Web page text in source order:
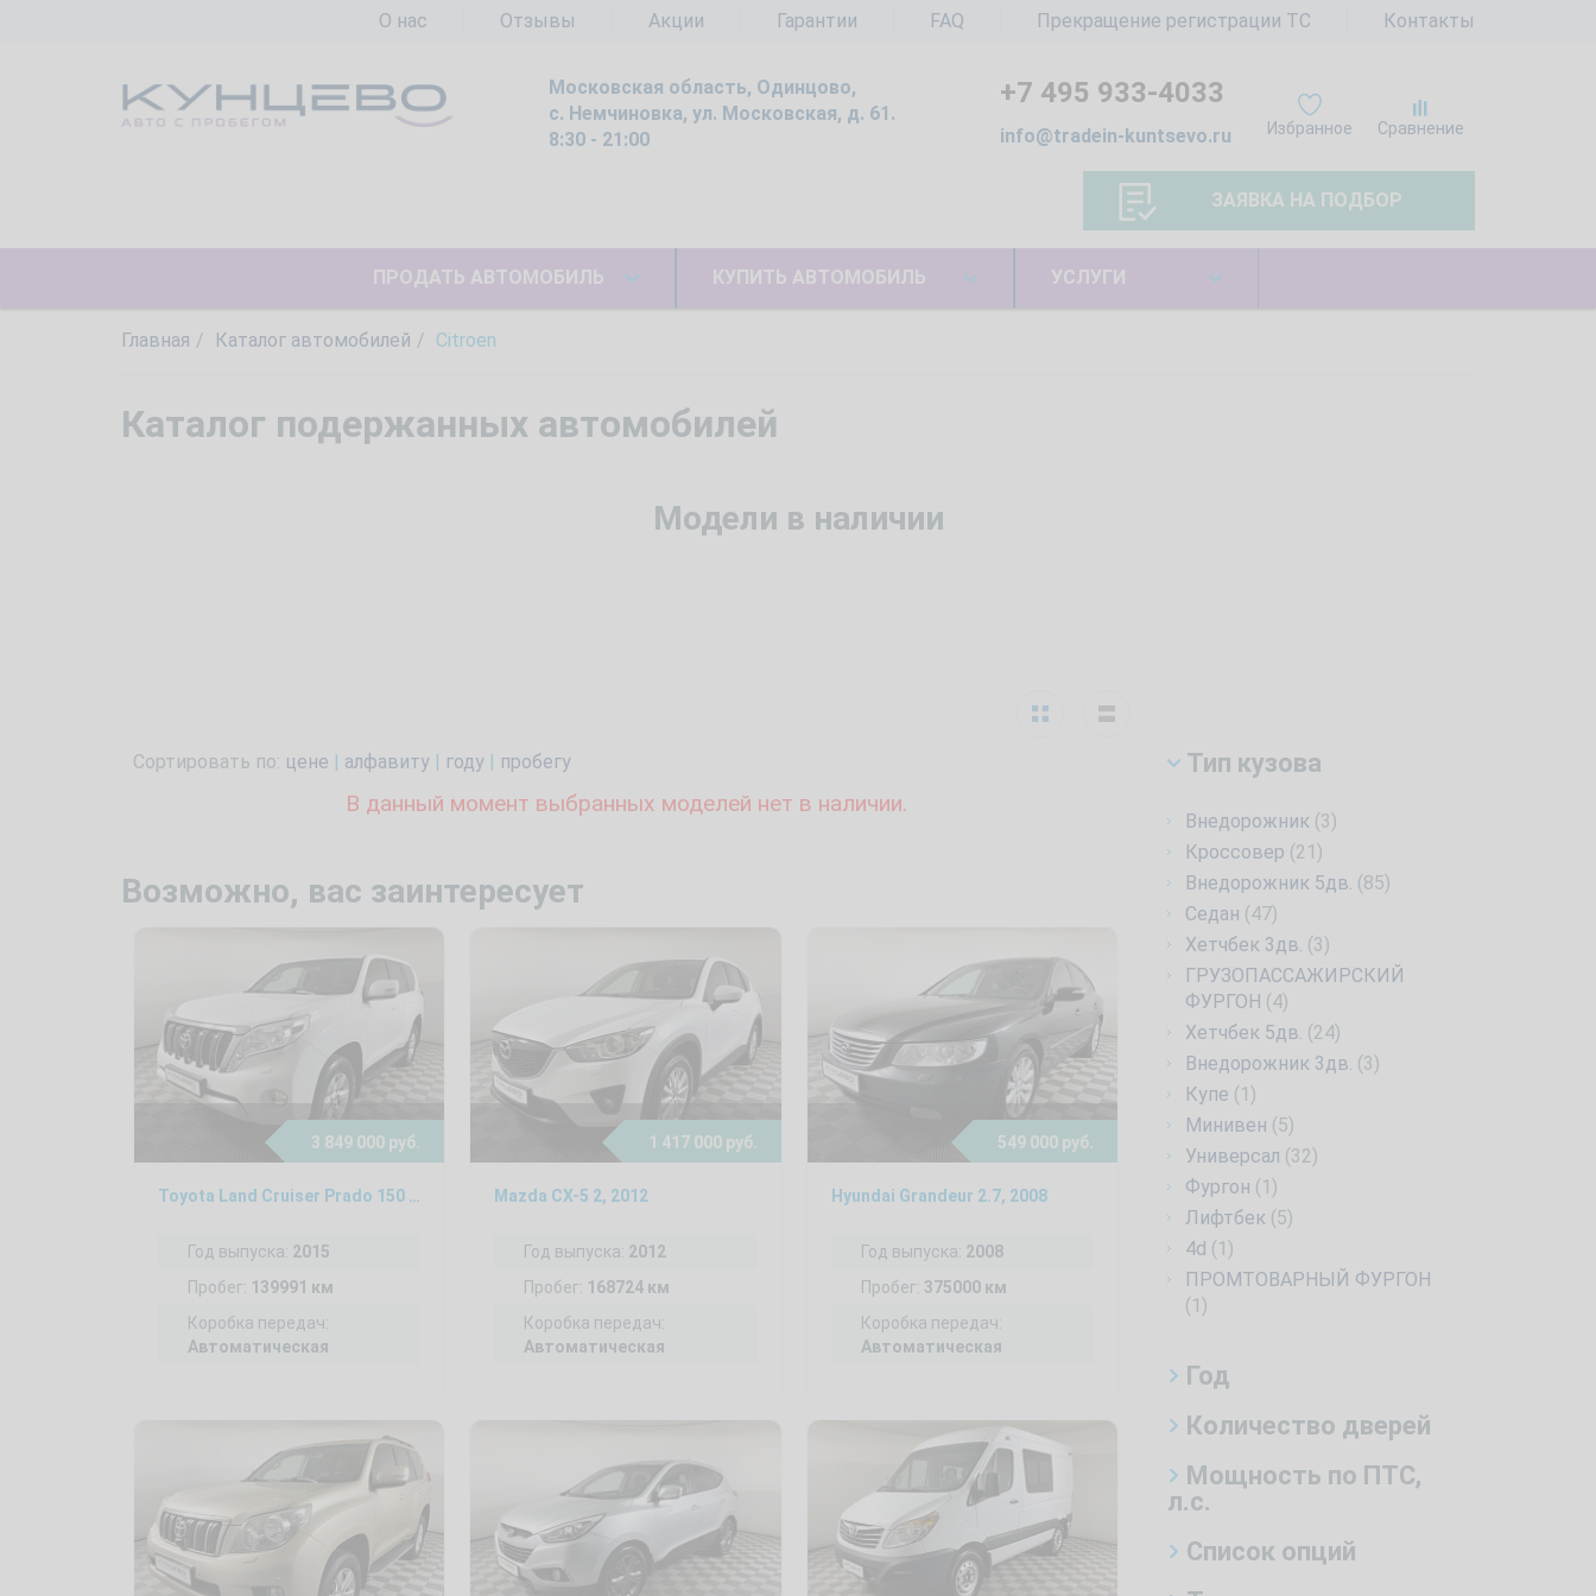
О нас Отзывы Акции Гарантии FAQ Прекращение регистрации ТС Контакты
Московская область, Одинцово,
с. Немчиновка, ул. Московская, д. 61.
8:30 - 21:00
Избранное Сравнение
+7 495 933-4033
info@tradein-kuntsevo.ru
ЗАЯВКА НА ПОДБОР
ПРОДАТЬ АВТОМОБИЛЬ КУПИТЬ АВТОМОБИЛЬ УСЛУГИ
Главная Каталог автомобилей Citroen
Каталог подержанных автомобилей
Модели в наличии
Тип кузова
Внедорожник (3)
Кроссовер (21)
Внедорожник 5дв. (85)
Седан (47)
Хетчбек 3дв. (3)
ГРУЗОПАССАЖИРСКИЙ
ФУРГОН (4)
Хетчбек 5дв. (24)
Внедорожник 3дв. (3)
Купе (1)
Минивен (5)
Универсал (32)
Фургон (1)
Лифтбек (5)
4d (1)
ПРОМТОВАРНЫЙ ФУРГОН
(1)
Год
Количество дверей
Мощность по ПТС,
л.с.
Список опций
Сортировать по: цене | алфавиту | году | пробегу
В данный момент выбранных моделей нет в наличии.
Возможно, вас заинтересует
3 849 000 руб.
Toyota Land Cruiser Prado 150 2.8, 2015
Год выпуска: 2015
Пробег: 139991 км
Коробка передач:
Автоматическая
1 417 000 руб.
Mazda CX-5 2, 2012
Год выпуска: 2012
Пробег: 168724 км
Коробка передач:
Автоматическая
549 000 руб.
Hyundai Grandeur 2.7, 2008
Год выпуска: 2008
Пробег: 375000 км
Коробка передач:
Автоматическая